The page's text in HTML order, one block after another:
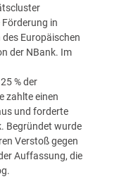
in
Europäischen
der NBank. Im
% der
zahlte einen
und forderte
Begründet wurde
Verstoß gegen
Auffassung, die